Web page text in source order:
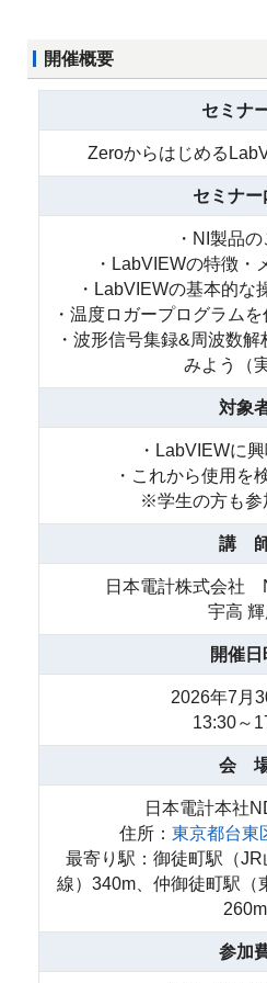
開催概要
セミナ
Zeroからはじめる
セミナー
・NI製品
・LabVIEWの特徴・
・LabVIEWの基本的な
・温度ロガープログラム
・波形信号集録&周波数
みよう（
対象
・LabVIEWに
・これから使用を
※学生の方も参
講
日本電計株式会社
宇高
開催日
2026年7月
13:30～
会
日本電計本社
住所： 東京都台東
最寄り駅：御徒町駅（
線）340m、仲御徒町駅（
260m
参加